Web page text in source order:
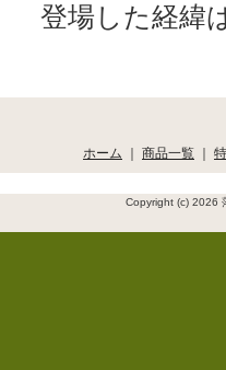
登場した経緯は
ホーム ｜ 商品一覧 ｜
Copyright (c) 2026